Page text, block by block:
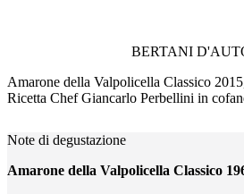
BERTANI
Amarone della Valpolicella Classico
Ricetta Chef Giancarlo Perbellini in
Note di degustazione
Amarone della Valpolicella Classico